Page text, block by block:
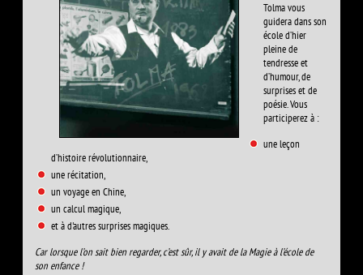
Tolma vous
guidera dans son
école d’hier
pleine de
tendresse et
d’humour, de
surprises et de
poésie. Vous
participerez à :
une leçon
d’histoire révolutionnaire,
une récitation,
un voyage en Chine,
un calcul magique,
et à d'autres surprises magiques.
Car lorsque l’on sait bien regarder, c’est sûr, il y avait de la Magie à l’école de
son enfance !